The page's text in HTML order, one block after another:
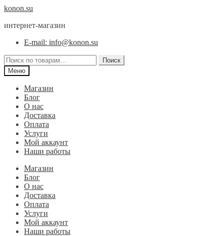
Перейти
навигации
Перейти
содержимому
konon.su
интернет-магазин
E-mail: info@konon.su
Искать:
Поиск
Меню
Магазин
Блог
О нас
Доставка
Оплата
Услуги
Мой аккаунт
Наши работы
Магазин
Блог
О нас
Доставка
Оплата
Услуги
Мой аккаунт
Наши работы